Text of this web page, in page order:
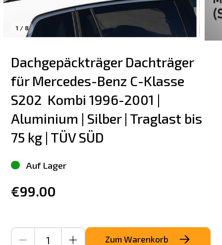
1 / 8
Dachgepäckträger Dachträger
für Mercedes-Benz C-Klasse
S202  Kombi 1996-2001 |
Aluminium | Silber | Traglast bis
75 kg | TÜV SÜD
Auf Lager
€99.00
Zum Warenkorb